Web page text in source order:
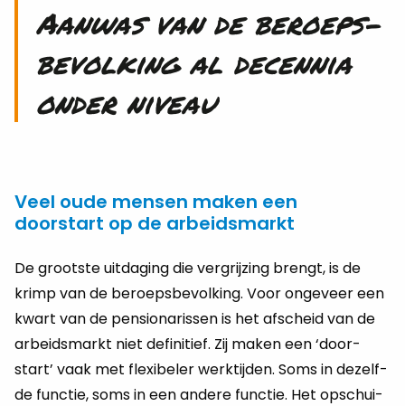
Aan­was van de be­roeps­
be­vol­king al de­cen­nia
onder ni­veau
Veel oude mensen maken een
doorstart op de arbeidsmarkt
De groot­ste uit­da­ging die ver­grij­zing brengt, is de
krimp van de be­roeps­be­vol­king. Voor on­ge­veer een
kwart van de pen­si­o­na­ris­sen is het af­scheid van de
ar­beids­markt niet de­fi­ni­tief. Zij maken een ‘door­
start’ vaak met flexi­be­ler werk­tij­den. Soms in de­zelf­
de func­tie, soms in een an­de­re func­tie. Het op­schui­